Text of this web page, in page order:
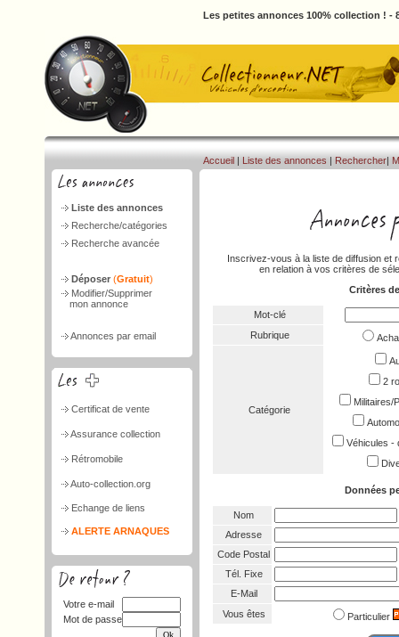
Les petites annonces 100% collection ! -
Liste des annonces
Recherche/catégories
Recherche avancée
Déposer (Gratuit)
Modifier/Supprimer
mon annonce
Annonces par email
Certificat de vente
Assurance collection
Rétromobile
Auto-collection.org
Echange de liens
ALERTE ARNAQUES
Votre e-mail
Mot de passe
Accueil | Liste des annonces | Rechercher|
Inscrivez-vous à la liste de diffusion et
en relation à vos critères de
Critères
Mot-clé
Rubrique
Catégorie
2
Militaires/
Véhicules -
Données
Nom
Adresse
Code Postal
Tél. Fixe
E-Mail
Vous êtes
Particulier